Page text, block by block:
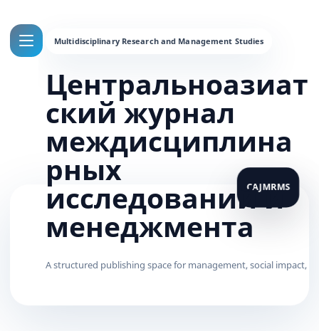
Центральноазиат
ский журнал
междисциплина
рных
исследований и
менеджмента